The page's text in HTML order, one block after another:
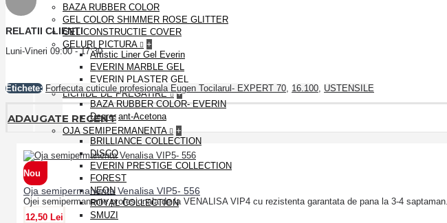
BAZA RUBBER COLOR
GEL COLOR SHIMMER ROSE GLITTER
GEL CONSTRUCTIE COVER
GELURI PICTURA
+
Artistic Liner Gel Everin
EVERIN MARBLE GEL
EVERIN PLASTER GEL
LICHIDE DE PREGATIRE
+
BAZA RUBBER COLOR- EVERIN
Degresant-Acetona
OJA SEMIPERMANENTA
+
BRILLIANCE COLLECTION
DISCO
EVERIN PRESTIGE COLLECTION
FOREST
NEON
ROYAL COLLECTION
SMUZI
RELATII CLIENTI
Luni-Vineri 09:00 - 17:30
Etichete: Forfecuta cuticule profesionala Eugen Tocilarul- EXPERT 70 16.100 USTENSILE
ADAUGATE RECENT
Nou
Oja semipermanenta Venalisa VIP5- 556
Ojei semipermanente profesionala de la VENALISA VIP4 cu rezistenta garantata de pana la 3-4 saptaman..
12,50 Lei